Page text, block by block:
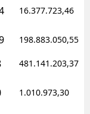
16.377.723,46
198.883.050,55
481.141.203,37
1.010.973,30